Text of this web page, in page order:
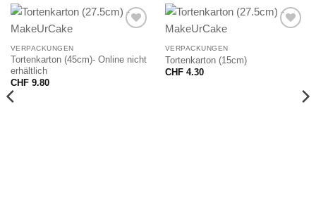
VERPACKUNGEN
Tortenkarton (45cm)- Online nicht
erhältlich
CHF9.80
VERPACKUNGEN
Tortenkarton (15cm)
CHF4.30